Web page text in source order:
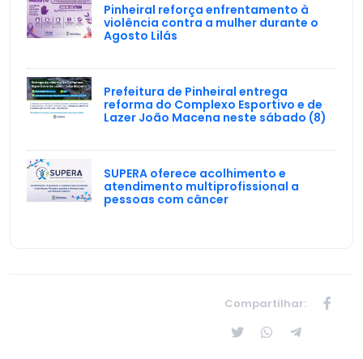
Pinheiral reforça enfrentamento à
violência contra a mulher durante o
Agosto Lilás
Prefeitura de Pinheiral entrega
reforma do Complexo Esportivo e de
Lazer João Macena neste sábado (8)
SUPERA oferece acolhimento e
atendimento multiprofissional a
pessoas com câncer
Compartilhar: